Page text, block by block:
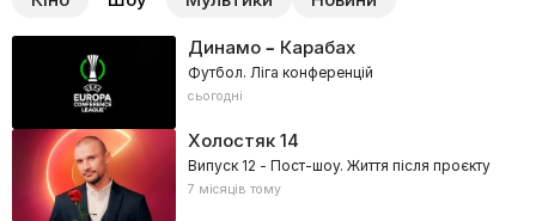
Динамо – Карабах
Футбол. Ліга конференцій
сьогодні
Холостяк14
Випуск 12 - Пост-шоу. Життя після проєкту
7 місяців тому